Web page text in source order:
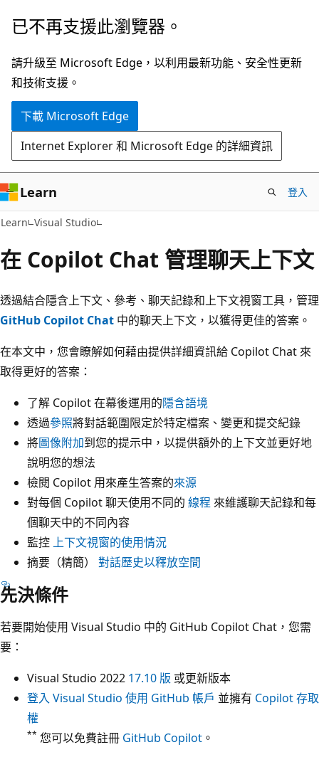
跳
主
要
內
已不再支援此瀏覽器。
請升級至 Microsoft Edge，以利用最新功能、安全性更新
和技術支援。
下載 Microsoft Edge
Internet Explorer 和 Microsoft Edge 的詳細資訊
Learn 登入
Learn Visual Studio
在 Copilot Chat 管理聊天上下文
透過結合隱含上下文、參考、聊天記錄和上下文視窗工具，管理
GitHub Copilot Chat 中的聊天上下文，以獲得更佳的答案。
在本文中，您會瞭解如何藉由提供詳細資訊給 Copilot Chat 來
取得更好的答案：
了解 Copilot 在幕後運用的隱含語境
透過參照將對話範圍限定於特定檔案、變更和提交紀錄
將圖像附加到您的提示中，以提供額外的上下文並更好地
說明您的想法
檢閱 Copilot 用來產生答案的來源
對每個 Copilot 聊天使用不同的 線程 來維護聊天記錄和每
個聊天中的不同內容
監控 上下文視窗的使用情況
摘要（精簡） 對話歷史以釋放空間
先決條件
若要開始使用 Visual Studio 中的 GitHub Copilot Chat，您需
要：
Visual Studio 2022 17.10 版 或更新版本
登入 Visual Studio 使用 GitHub 帳戶 並擁有 Copilot 存取
權
** 您可以免費註冊 GitHub Copilot 。